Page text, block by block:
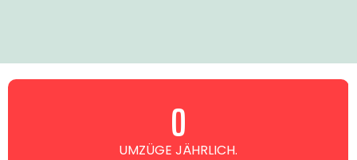
UMZÜGE JÄHRLICH.
0